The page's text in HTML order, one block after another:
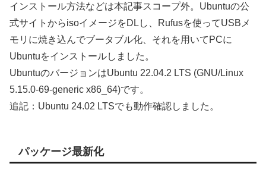
インストール方法などは本記事スコープ外。Ubuntuの公
式サイトからisoイメージをDLし、Rufusを使ってUSBメ
モリに焼き込んでブータブル化、それを用いてPCに
Ubuntuをインストールしました。
UbuntuのバージョンはUbuntu 22.04.2 LTS (GNU/Linux
5.15.0-69-generic x86_64)です。
追記：Ubuntu 24.02 LTSでも動作確認しました。
パッケージ最新化